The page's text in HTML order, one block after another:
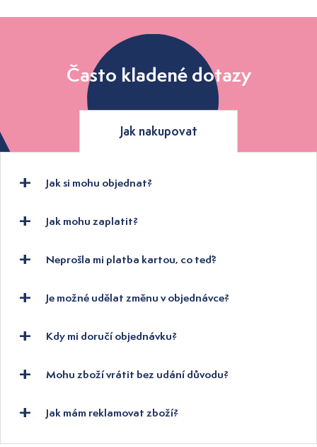
Často kladené dotazy
Jak nakupovat
Jak si mohu objednat?
Jak mohu zaplatit?
Neprošla mi platba kartou, co teď?
Je možné udělat změnu v objednávce?
Kdy mi doručí objednávku?
Mohu zboží vrátit bez udání důvodu?
Jak mám reklamovat zboží?